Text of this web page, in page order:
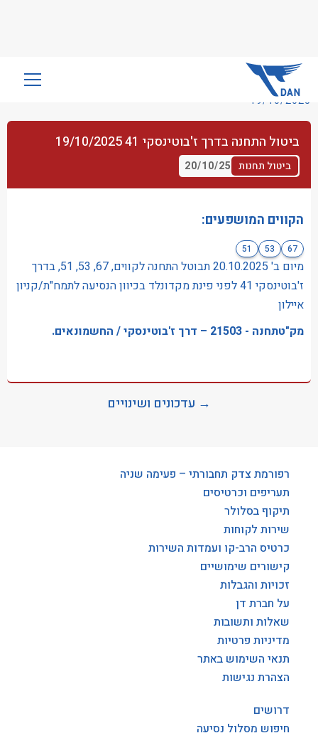
שִׂים
בְּאֲתָר
זֶה
מֻפְעֶלֶת
מַעֲרֶכֶת
נָגִישׁ
הַמְּסַיַּעַת
לִנְגִישׁוּת
הָאֲתָר.
19/10/2025
ביטול התחנה בדרך ז'בוטינסקי 41 19/10/2025
ביטול תחנות 20/10/25
הקווים המושפעים:
67
53
51
מיום ב' 20.10.2025 תבוטל התחנה לקווים, 67, 53, 51, בדרך
ז'בוטינסקי 41 לפני פינת מקדונלד בכיוון הנסיעה לתמח"ת/קניון
איילון
מק"טתחנה - 21503 – דרך ז'בוטינסקי / החשמונאים.
→ עדכונים ושינויים
רפורמת צדק תחבורתי – פעימה שניה
תעריפים וכרטיסים
תיקוף בסלולר
שירות לקוחות
כרטיס הרב-קו ועמדות השירות
קישורים שימושיים
זכויות והגבלות
על חברת דן
שאלות ותשובות
מדיניות פרטיות
תנאי השימוש באתר
הצהרת נגישות
דרושים
חיפוש מסלול נסיעה